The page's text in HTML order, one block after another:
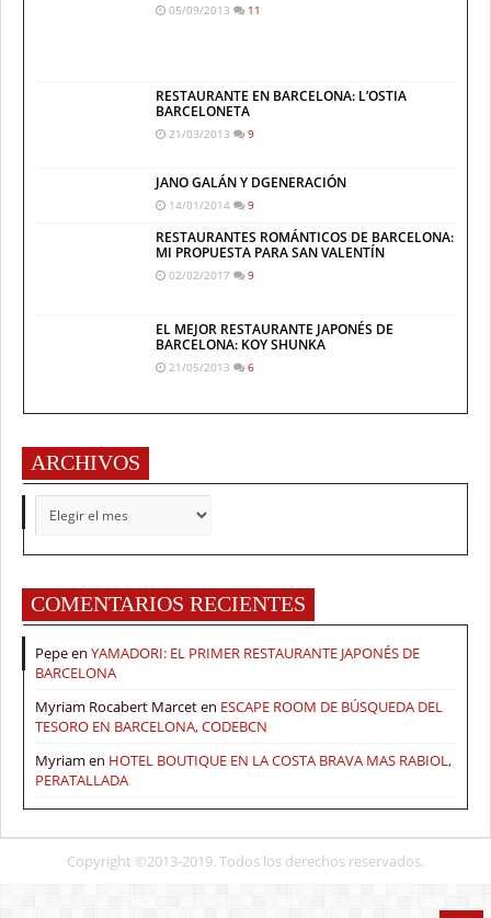
05/09/2013 11
RESTAURANTE EN BARCELONA: L’OSTIA
BARCELONETA
21/03/2013 9
JANO GALÁN Y DGENERACIÓN
14/01/2014 9
RESTAURANTES ROMÁNTICOS DE BARCELONA:
MI PROPUESTA PARA SAN VALENTÍN
02/02/2017 9
EL MEJOR RESTAURANTE JAPONÉS DE
BARCELONA: KOY SHUNKA
21/05/2013 6
ARCHIVOS
ARCHIVOS
COMENTARIOS RECIENTES
Pepeen YAMADORI: EL PRIMER RESTAURANTE JAPONÉS DE
BARCELONA
Myriam Rocabert Marceten ESCAPE ROOM DE BÚSQUEDA DEL
TESORO EN BARCELONA, CODEBCN
Myriam en HOTEL BOUTIQUE EN LA COSTA BRAVA MAS RABIOL,
PERATALLADA
Copyright ©2013-2019. Todos los derechos reservados.